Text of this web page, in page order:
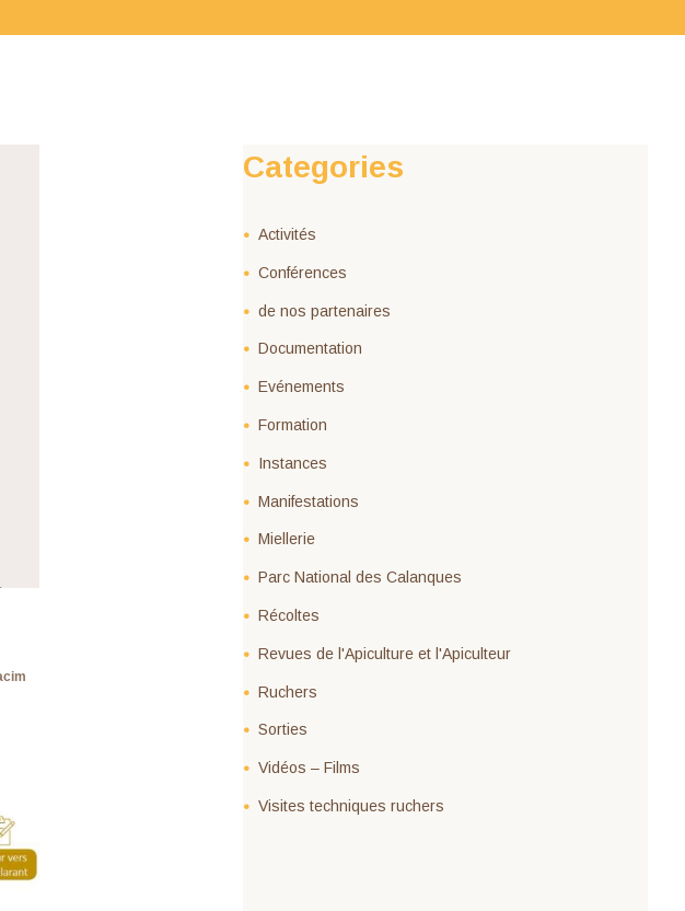
Categories
Activités
Conférences
de nos partenaires
Documentation
Evénements
Formation
Instances
Manifestations
Miellerie
Parc National des Calanques
Récoltes
Revues de l'Apiculture et l'Apiculteur
Ruchers
Sorties
Vidéos – Films
Visites techniques ruchers